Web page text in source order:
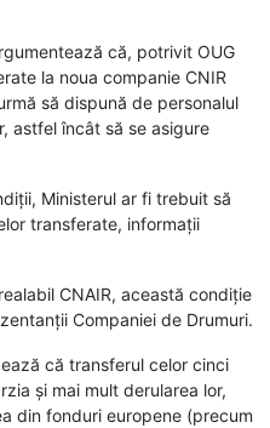
că, potrivit OUG
la noua companie CNIR
să dispună de personalul
astfel încât să se asigure
Ministerul ar fi trebuit să
transferate, informații
CNAIR, această condiție
Companiei de Drumuri.
că transferul celor cinci
și mai mult derularea lor,
din fonduri europene (precum